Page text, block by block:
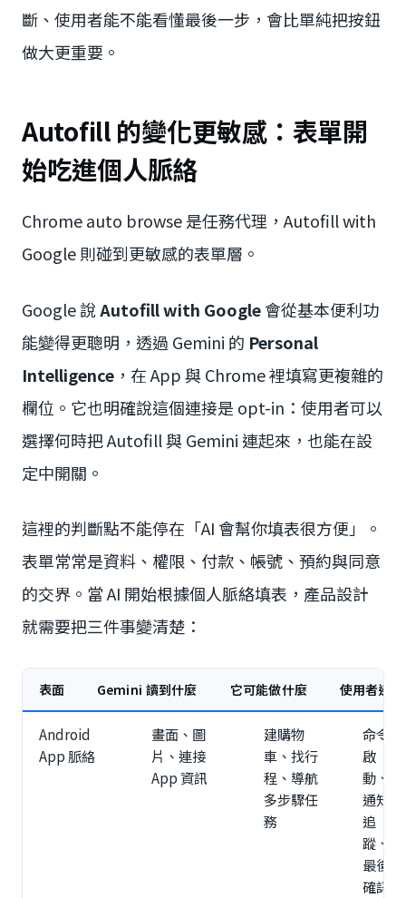
斷、使用者能不能看懂最後一步，會比單純把按鈕
做大更重要。
Autofill 的變化更敏感：表單開
始吃進個人脈絡
Chrome auto browse 是任務代理，Autofill with
Google 則碰到更敏感的表單層。
Google 說Autofill with Google會從基本便利功
能變得更聰明，透過 Gemini 的 Personal
Intelligence ，在 App 與 Chrome 裡填寫更複雜的
欄位。它也明確說這個連接是 opt-in：使用者可以
選擇何時把 Autofill 與 Gemini 連起來，也能在設
定中開關。
這裡的判斷點不能停在「AI 會幫你填表很方便」。
表單常常是資料、權限、付款、帳號、預約與同意
的交界。當 AI 開始根據個人脈絡填表，產品設計
就需要把三件事變清楚：
表面 Gemini 讀到什麼 它可能做什麼 使用者邊界
Android
App 脈絡
畫面、圖
片、連接
App 資訊
建購物
車、找行
程、導航
多步驟任
務
命令
啟
動、
通知
追
蹤、
最後
確認